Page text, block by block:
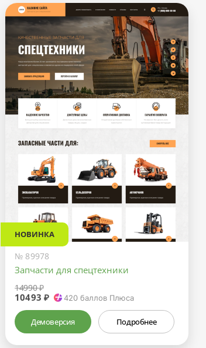
НОВИНКА
№ 89978
Запчасти для спецтехники
14990 ₽
10493 ₽ 420 баллов Плюса
Демоверсия Подробнее